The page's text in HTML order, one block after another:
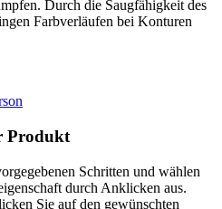
Durch die Saugfähigkeit des
Farbverläufen bei Konturen
Produkt
Schritten und wählen
durch Anklicken aus.
Sie auf den gewünschten